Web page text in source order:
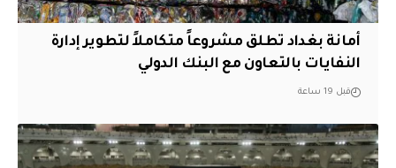
أمانة بغداد تطلق مشروعاً متكاملاً لتطوير إدارة
النفايات بالتعاون مع البنك الدولي
قبل 19 ساعة